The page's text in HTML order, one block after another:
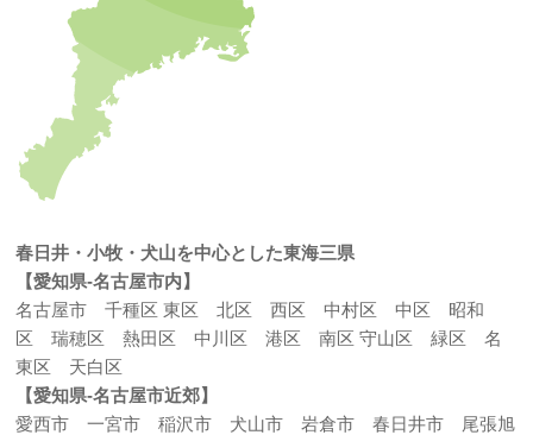
春日井・小牧・犬山を中心とした東海三県
【愛知県-名古屋市内】
名古屋市 千種区 東区 北区 西区 中村区 中区 昭和
区 瑞穂区 熱田区 中川区 港区 南区 守山区 緑区 名
東区 天白区
【愛知県-名古屋市近郊】
愛西市 一宮市 稲沢市 犬山市 岩倉市 春日井市 尾張旭